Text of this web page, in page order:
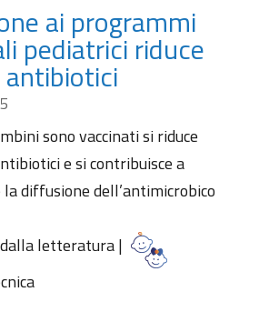
ai programmi
pediatrici riduce
antibiotici
sono vaccinati si riduce
e si contribuisce a
diffusione dell’antimicrobico
letteratura|